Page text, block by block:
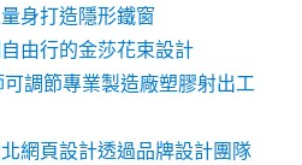
身打造隱形鐵窗
由行的金莎花束設計
調節專業製造廠塑膠射出工
網頁設計透過品牌設計團隊